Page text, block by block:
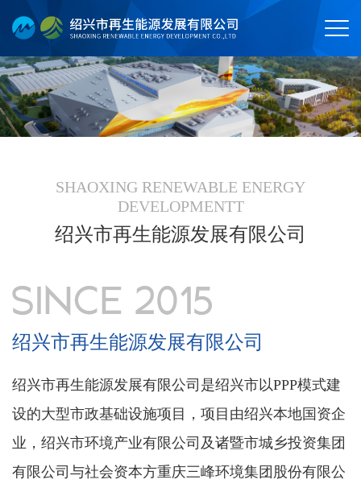
SHAOXING RENEWABLE ENERGY
DEVELOPMENTT
绍兴市再生能源发展有限公司
绍兴市再生能源发展有限公司
绍兴市再生能源发展有限公司是绍兴市以PPP模式建
设的大型市政基础设施项目，项目由绍兴本地国资企
业，绍兴市环境产业有限公司及诸暨市城乡投资集团
有限公司与社会资本方重庆三峰环境集团股份有限公